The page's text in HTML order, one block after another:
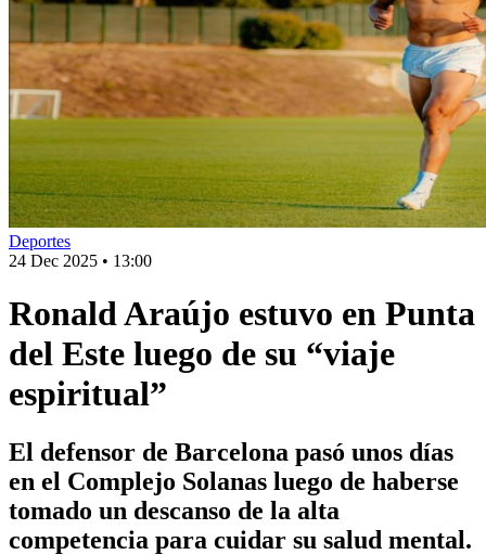
Deportes
24 Dec 2025 • 13:00
Ronald Araújo estuvo en Punta
del Este luego de su “viaje
espiritual”
El defensor de Barcelona pasó unos días
en el Complejo Solanas luego de haberse
tomado un descanso de la alta
competencia para cuidar su salud mental.